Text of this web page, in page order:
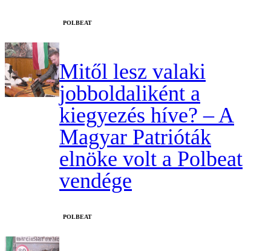
‎POLBEAT
Mitől lesz valaki
jobboldaliként a
kiegyezés híve? – A
Magyar Patrióták
elnöke volt a Polbeat
vendége
‎POLBEAT